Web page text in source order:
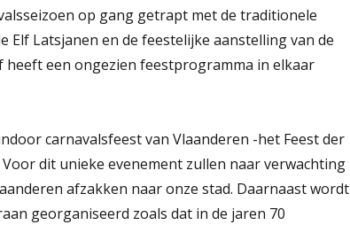
op gang getrapt met de traditionele
Latsjanen en de feestelijke aanstelling van de
heeft een ongezien feestprogramma in elkaar
carnavalsfeest van Vlaanderen -het Feest der
dit unieke evenement zullen naar verwachting
afzakken naar onze stad. Daarnaast wordt
georganiseerd zoals dat in de jaren 70